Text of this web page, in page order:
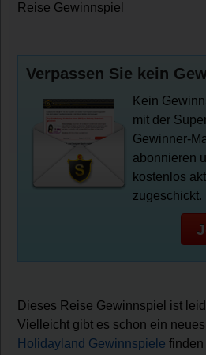
Reise Gewinnspiel
Verpassen Sie kein
Kein
mit der
Gewinner-
abonnieren
kostenlos
zugeschickt.
Dieses Reise Gewinnspiel ist
Vielleicht gibt es schon ein
Holidayland Gewinnspiele finden